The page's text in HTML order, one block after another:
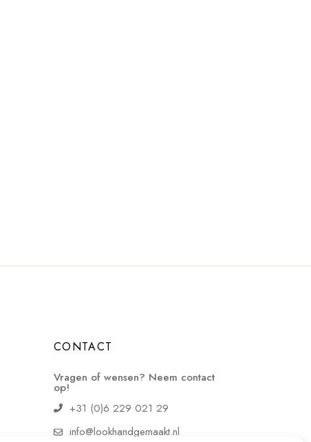
CONTACT
Vragen of wensen? Neem contact
op!
+31 (0)6 229 021 29
info@lookhandgemaakt.nl